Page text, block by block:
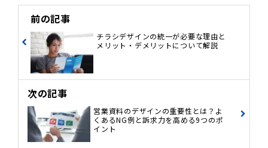
前の記事
チラシデザインの統一が必要な理由と
メリット・デメリットについて解説
次の記事
営業資料のデザインの重要性とは？よ
くあるNG例と訴求力を高める9つのポ
イント